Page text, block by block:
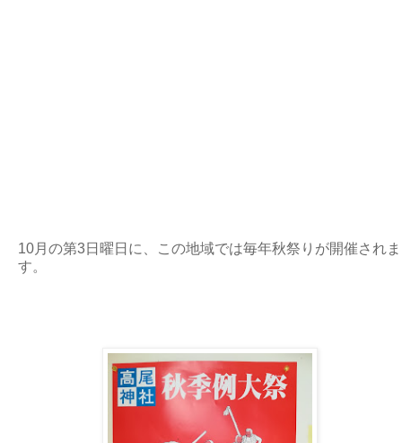
10月の第3日曜日に、この地域では毎年秋祭りが開催されま
す。